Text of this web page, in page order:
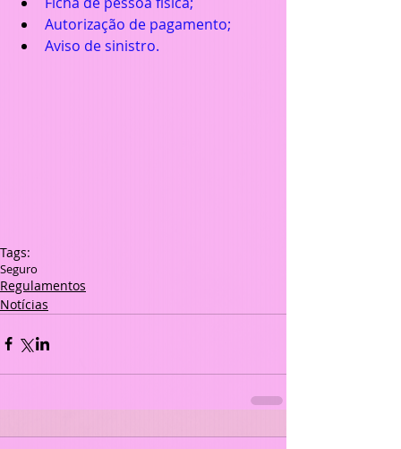
Autorização de pagamento;
Aviso de sinistro.
Tags:
Seguro
Regulamentos
Notícias